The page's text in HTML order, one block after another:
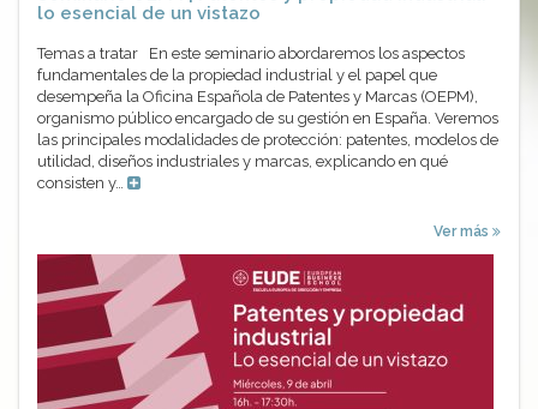
lo esencial de un vistazo
Temas a tratar En este seminario abordaremos los aspectos
fundamentales de la propiedad industrial y el papel que
desempeña la Oficina Española de Patentes y Marcas (OEPM),
organismo público encargado de su gestión en España. Veremos
las principales modalidades de protección: patentes, modelos de
utilidad, diseños industriales y marcas, explicando en qué
consisten y…
Ver más